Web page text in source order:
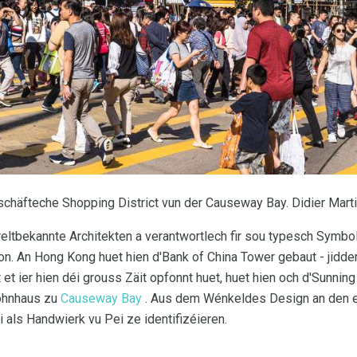
Shopping District vun der Causeway Bay. Didier
Architekten a verantwortlech fir sou typesch
An Hong Kong huet hien d'Bank of China Tower gebaut -
ier hien déi grouss Zäit opfonnt huet, huet hien och
zu Causeway Bay . Aus dem Wénkeldes Design an den
als Handwierk vu Pei ze identifizéieren.